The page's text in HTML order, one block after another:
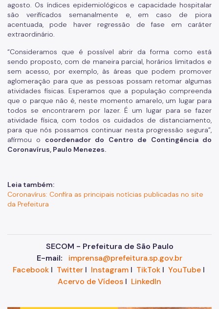
agosto. Os índices epidemiológicos e capacidade hospitalar
são verificados semanalmente e, em caso de piora
acentuada, pode haver regressão de fase em caráter
extraordinário.
“Consideramos que é possível abrir da forma como está
sendo proposto, com de maneira parcial, horários limitados e
sem acesso, por exemplo, às áreas que podem promover
aglomeração para que as pessoas possam retomar algumas
atividades físicas. Esperamos que a população compreenda
que o parque não é, neste momento amarelo, um lugar para
todos se encontrarem por lazer. É um lugar para se fazer
atividade física, com todos os cuidados de distanciamento,
para que nós possamos continuar nesta progressão segura”,
afirmou o coordenador do Centro de Contingência do
Coronavírus, Paulo Menezes.
Leia também:
Coronavírus: Confira as principais notícias publicadas no site
da Prefeitura
SECOM - Prefeitura de São Paulo
E-mail:
imprensa@prefeitura.sp.gov.br
FacebookI TwitterI InstagramI TikTokI YouTubeI
Acervo de Vídeos I LinkedIn